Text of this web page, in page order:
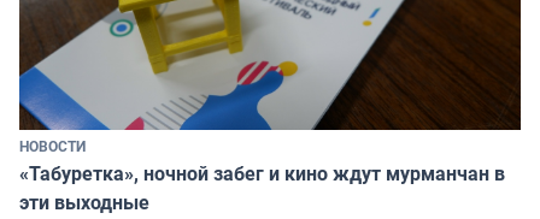
НОВОСТИ
«Табуретка», ночной забег и кино ждут мурманчан в
эти выходные